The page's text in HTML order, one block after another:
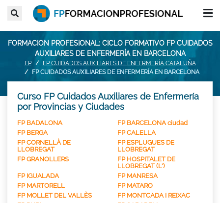
FORMACION PROFESIONAL: CICLO FORMATIVO FP CUIDADOS
AUXILIARES DE ENFERMERÍA EN BARCELONA
FP
FP CUIDADOS AUXILIARES DE ENFERMERÍA CATALUÑA
FP CUIDADOS AUXILIARES DE ENFERMERÍA EN BARCELONA
Curso FP Cuidados Auxiliares de Enfermería
por Provincias y Ciudades
FP BADALONA
FP BARCELONA ciudad
FP BERGA
FP CALELLA
FP CORNELLÀ DE
LLOBREGAT
FP ESPLUGUES DE
LLOBREGAT
FP GRANOLLERS
FP HOSPITALET DE
LLOBREGAT (L')
FP IGUALADA
FP MANRESA
FP MARTORELL
FP MATARO
FP MOLLET DEL VALLÈS
FP MONTCADA I REIXAC